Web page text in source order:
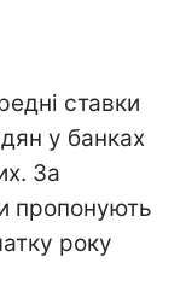
ставки
у банках
За
пропонують
року